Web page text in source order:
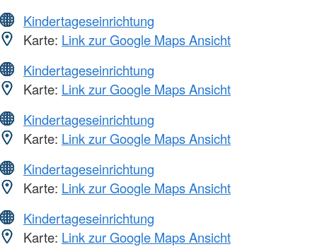
Kindertageseinrichtung
Karte: Link zur Google Maps Ansicht
Kindertageseinrichtung
Karte: Link zur Google Maps Ansicht
Kindertageseinrichtung
Karte: Link zur Google Maps Ansicht
Kindertageseinrichtung
Karte: Link zur Google Maps Ansicht
Kindertageseinrichtung
Karte: Link zur Google Maps Ansicht